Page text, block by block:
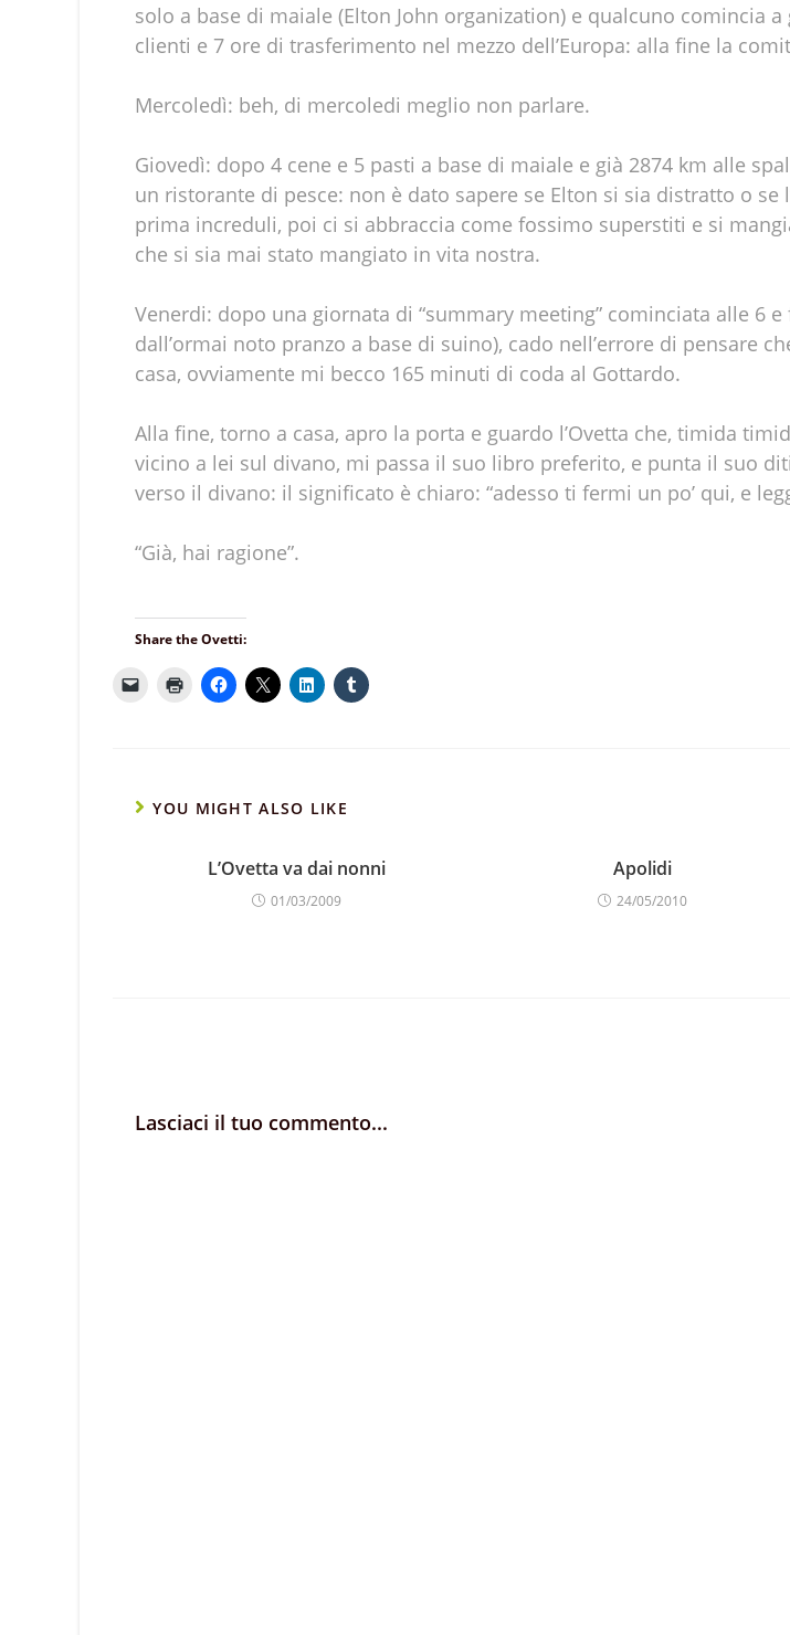
solo a base di maiale (Elton John organization) e qualcuno comincia
clienti e 7 ore di trasferimento nel mezzo dell’Europa: alla fine la
Mercoledì: beh, di mercoledi meglio non parlare.
Giovedì: dopo 4 cene e 5 pasti a base di maiale e già 2874 km alle
un ristorante di pesce: non è dato sapere se Elton si sia distratto o se
prima increduli, poi ci si abbraccia come fossimo superstiti e si
che si sia mai stato mangiato in vita nostra.
Venerdi: dopo una giornata di “summary meeting” cominciata alle 6
dall’ormai noto pranzo a base di suino), cado nell’errore di pensare
casa, ovviamente mi becco 165 minuti di coda al Gottardo.
Alla fine, torno a casa, apro la porta e guardo l’Ovetta che, timida
vicino a lei sul divano, mi passa il suo libro preferito, e punta il suo
verso il divano: il significato è chiaro: “adesso ti fermi un po’ qui, e
“Già, hai ragione”.
Share the Ovetti:
YOU MIGHT ALSO LIKE
L’Ovetta va dai nonni
01/03/2009
Apolidi
24/05/2010
Lasciaci il tuo commento...